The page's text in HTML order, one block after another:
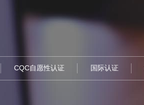
CQC自愿性认证 国际认证